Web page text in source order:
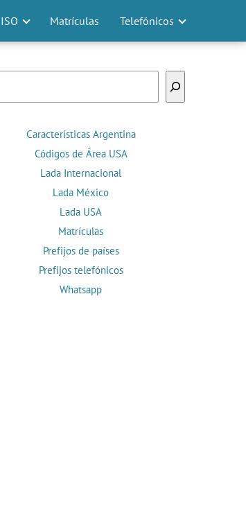
ISO Matrículas Telefónicos
Características Argentina
Códigos de Área USA
Lada Internacional
Lada México
Lada USA
Matrículas
Prefijos de países
Prefijos telefónicos
Whatsapp